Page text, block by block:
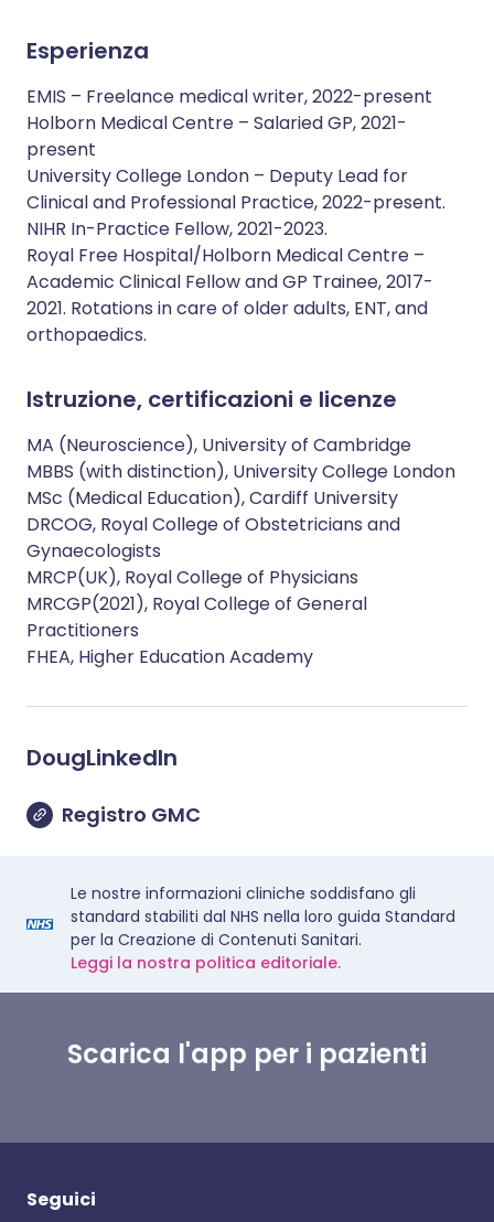
Esperienza
EMIS – Freelance medical writer, 2022-present
Holborn Medical Centre – Salaried GP, 2021-
present
University College London – Deputy Lead for
Clinical and Professional Practice, 2022-present.
NIHR In-Practice Fellow, 2021-2023.
Royal Free Hospital/Holborn Medical Centre –
Academic Clinical Fellow and GP Trainee, 2017-
2021. Rotations in care of older adults, ENT, and
orthopaedics.
Istruzione, certificazioni e licenze
MA (Neuroscience), University of Cambridge
MBBS (with distinction), University College London
MSc (Medical Education), Cardiff University
DRCOG, Royal College of Obstetricians and
Gynaecologists
MRCP(UK), Royal College of Physicians
MRCGP(2021), Royal College of General
Practitioners
FHEA, Higher Education Academy
DougLinkedIn
Registro GMC
Le nostre informazioni cliniche soddisfano gli
standard stabiliti dal NHS nella loro guida Standard
per la Creazione di Contenuti Sanitari.
Leggi la nostra politica editoriale.
Scarica l'app per i pazienti
Seguici